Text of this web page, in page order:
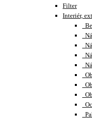
Filter
Interiér,